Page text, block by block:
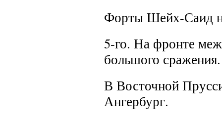
Форты Шейх-Саид
5-го. На фронте
большого сражения.
В Восточной
Ангербург.